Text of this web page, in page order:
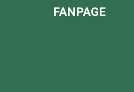
FANPAGE